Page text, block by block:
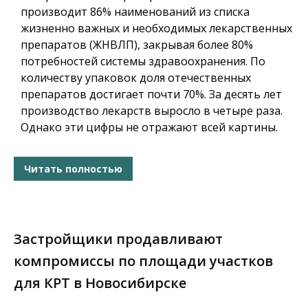
производит 86% наименований из списка
жизненно важных и необходимых лекарственных
препаратов (ЖНВЛП), закрывая более 80%
потребностей системы здравоохранения. По
количеству упаковок доля отечественных
препаратов достигает почти 70%. За десять лет
производство лекарств выросло в четыре раза.
Однако эти цифры не отражают всей картины.
Читать полностью
Застройщики продавливают
компромиссы по площади участков
для КРТ в Новосибирске